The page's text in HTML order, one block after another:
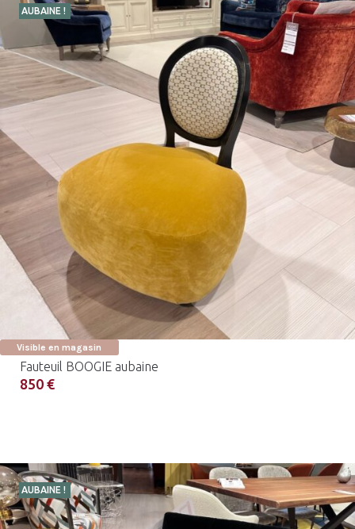
AUBAINE !
Visible en magasin
Fauteuil BOOGIE aubaine
850 €
AUBAINE !